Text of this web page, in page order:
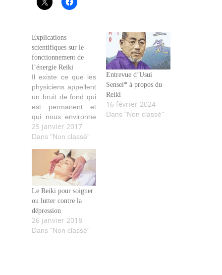
Explications
scientifiques sur le
fonctionnement de
l’énergie Reiki
Il existe ce que les
physiciens appellent
un bruit de fond qui
est permanent et
qui nous environne
à chaque seconde :
ce bruit de fond est,
d’ondes sans lequel
aucune forme de vie
ne serait possible.
Personne n’y
échappe, il vient du
cosmos, du soleil,
des…
25 janvier 2017
Dans "Non classé"
Entrevue d’Usui
Sensei* à propos du
Reiki
16 février 2024
Dans "Non classé"
Le Reiki pour soigner
ou lutter contre la
dépression
26 janvier 2018
Dans "Non classé"